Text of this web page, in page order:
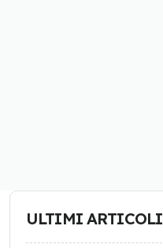
ULTIMI ARTICOLI